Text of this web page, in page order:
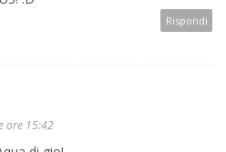
Rispondi
ore 15:42